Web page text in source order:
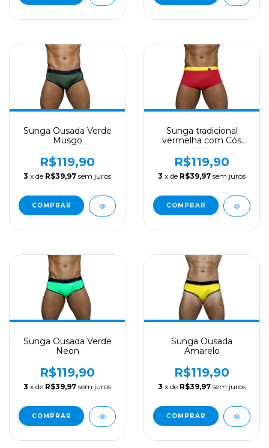
Sunga Ousada Verde
Musgo
R$119,90
3 x de R$39,97 sem juros
COMPRAR
Sunga tradicional
vermelha com Cós
R$119,90
3 x de R$39,97 sem juros
COMPRAR
Sunga Ousada Verde
Neon
R$119,90
3 x de R$39,97 sem juros
COMPRAR
Sunga Ousada
Amarelo
R$119,90
3 x de R$39,97 sem juros
COMPRAR